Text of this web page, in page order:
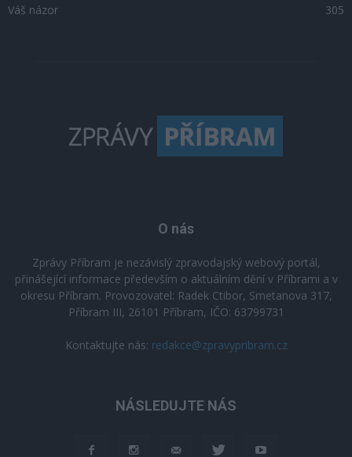
Váš názor
305
O nás
Zprávy Příbram je nezávislý zpravodajský webový portál,
přinášející informace především o aktuálním dění v Příbrami a v
okresu Příbram. Provozovatel: Radek Ctibor, Smetanova 317,
Příbram III, 26101 Příbram, IČO: 63799731
Kontaktujte nás: redakce@zpravypribram.cz
NÁSLEDUJTE NÁS